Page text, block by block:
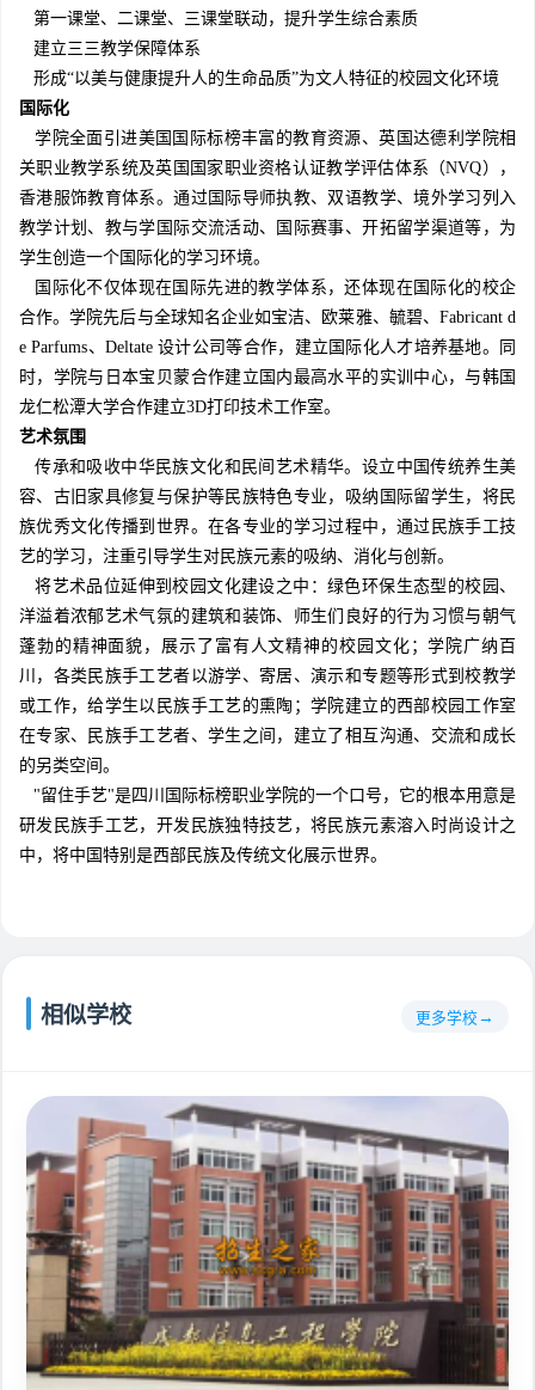
第一课堂、二课堂、三课堂联动，提升学生综合素质
建立三三教学保障体系
形成“以美与健康提升人的生命品质”为文人特征的校园文化环境
国际化
学院全面引进美国国际标榜丰富的教育资源、英国达德利学院相
关职业教学系统及英国国家职业资格认证教学评估体系（NVQ），
香港服饰教育体系。通过国际导师执教、双语教学、境外学习列入
教学计划、教与学国际交流活动、国际赛事、开拓留学渠道等，为
学生创造一个国际化的学习环境。
国际化不仅体现在国际先进的教学体系，还体现在国际化的校企
合作。学院先后与全球知名企业如宝洁、欧莱雅、毓碧、Fabricant d
e Parfums、Deltate 设计公司等合作，建立国际化人才培养基地。同
时，学院与日本宝贝蒙合作建立国内最高水平的实训中心，与韩国
龙仁松潭大学合作建立3D打印技术工作室。
艺术氛围
传承和吸收中华民族文化和民间艺术精华。设立中国传统养生美
容、古旧家具修复与保护等民族特色专业，吸纳国际留学生，将民
族优秀文化传播到世界。在各专业的学习过程中，通过民族手工技
艺的学习，注重引导学生对民族元素的吸纳、消化与创新。
将艺术品位延伸到校园文化建设之中：绿色环保生态型的校园、
洋溢着浓郁艺术气氛的建筑和装饰、师生们良好的行为习惯与朝气
蓬勃的精神面貌，展示了富有人文精神的校园文化；学院广纳百
川，各类民族手工艺者以游学、寄居、演示和专题等形式到校教学
或工作，给学生以民族手工艺的熏陶；学院建立的西部校园工作室
在专家、民族手工艺者、学生之间，建立了相互沟通、交流和成长
的另类空间。
"留住手艺"是四川国际标榜职业学院的一个口号，它的根本用意是
研发民族手工艺，开发民族独特技艺，将民族元素溶入时尚设计之
中，将中国特别是西部民族及传统文化展示世界。
相似学校 更多学校